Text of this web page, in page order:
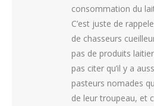
consommation du
C’est juste de
de chasseurs
pas de produits
pas citer qu’il y a
pasteurs nomades
de leur troupeau, et